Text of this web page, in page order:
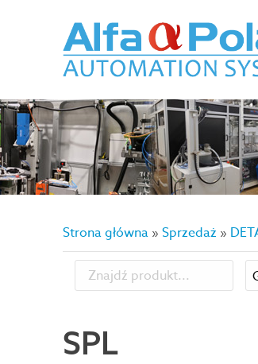
Strona główna » Sprzedaż »
SPL